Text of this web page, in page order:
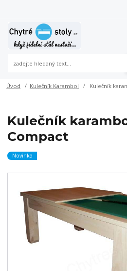
Úvod Kulečník Karambol Kulečník
Kulečník
Compact
Novinka